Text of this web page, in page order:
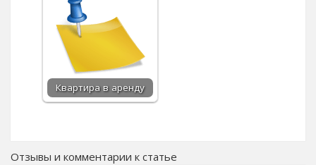
Квартира в аренду
Отзывы и комментарии к статье